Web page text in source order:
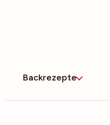
Backrezepte